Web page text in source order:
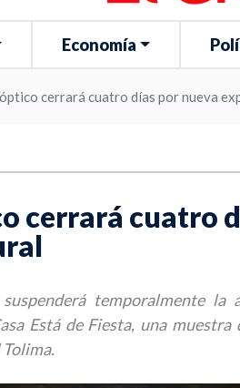
Economía
cerrará cuatro días por nueva
cerrará cuatro
temporalmente
Está de Fiesta, una